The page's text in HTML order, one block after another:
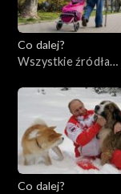
Co dalej?
Wszystkie źródła
Co dalej?